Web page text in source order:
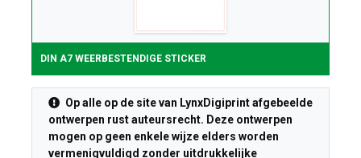
DIN A7 WEERBESTENDIGE STICKER
Op alle op de site van LynxDigiprint afgebeelde
ontwerpen rust auteursrecht. Deze ontwerpen
mogen op geen enkele wijze elders worden
vermenigvuldigd zonder uitdrukkelijke